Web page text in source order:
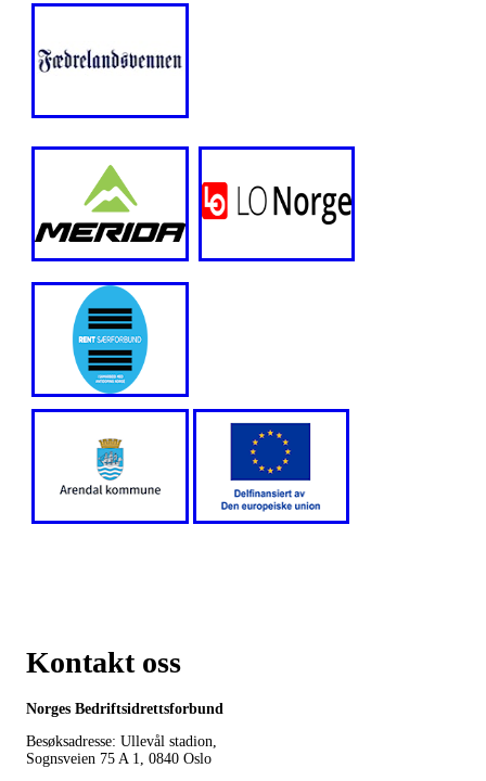
Kontakt oss
Norges Bedriftsidrettsforbund
Besøksadresse: Ullevål stadion,
Sognsveien 75 A 1, 0840 Oslo